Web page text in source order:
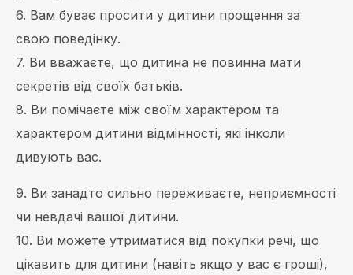
6. Вам буває просити у дитини прощення за
свою поведінку.
7. Ви вважаєте, що дитина не повинна мати
секретів від своїх батьків.
8. Ви помічаєте між своїм характером та
характером дитини відмінності, які інколи
дивують вас.
9. Ви занадто сильно переживаєте, неприємності
чи невдачі вашої дитини.
10. Ви можете утриматися від покупки речі, що
цікавить для дитини (навіть якщо у вас є гроші),